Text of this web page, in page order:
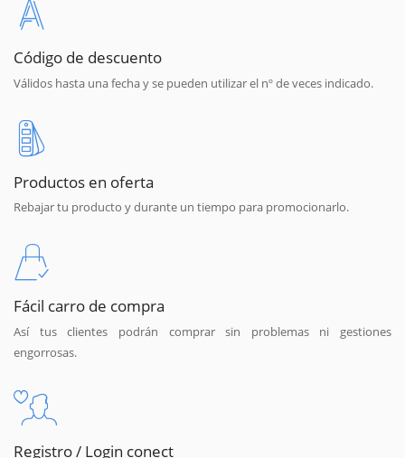
Código de descuento
Válidos hasta una fecha y se pueden utilizar el nº de veces indicado.
Productos en oferta
Rebajar tu producto y durante un tiempo para promocionarlo.
Fácil carro de compra
Así tus clientes podrán comprar sin problemas ni gestiones
engorrosas.
Registro / Login conect